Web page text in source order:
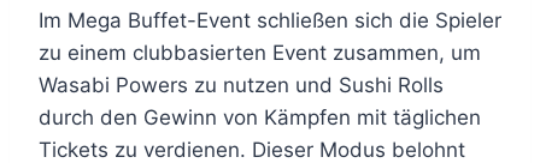
Im Mega Buffet-Event schließen sich die Spieler
zu einem clubbasierten Event zusammen, um
Wasabi Powers zu nutzen und Sushi Rolls
durch den Gewinn von Kämpfen mit täglichen
Tickets zu verdienen. Dieser Modus belohnt